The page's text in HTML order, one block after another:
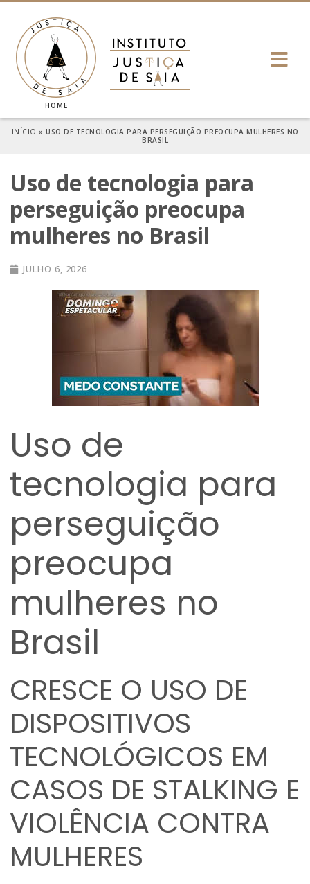
HOME
INÍCIO » USO DE TECNOLOGIA PARA PERSEGUIÇÃO PREOCUPA MULHERES NO
BRASIL
Uso de tecnologia para
perseguição preocupa
mulheres no Brasil
JULHO 6, 2026
Uso de
tecnologia para
perseguição
preocupa
mulheres no
Brasil
CRESCE O USO DE
DISPOSITIVOS
TECNOLÓGICOS EM
CASOS DE STALKING E
VIOLÊNCIA CONTRA
MULHERES